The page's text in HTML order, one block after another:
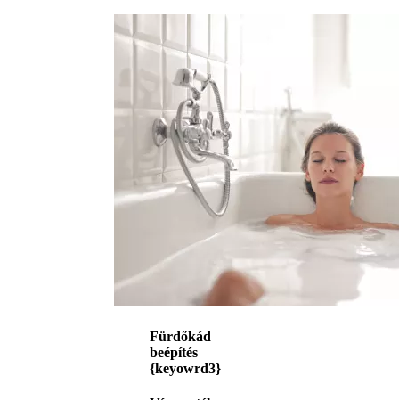
Fürdőkád
beépítés
{keyowrd3}